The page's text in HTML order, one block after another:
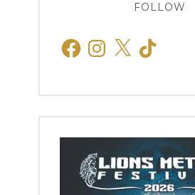
FOLLOW
FacebookInstagram
X TikTok